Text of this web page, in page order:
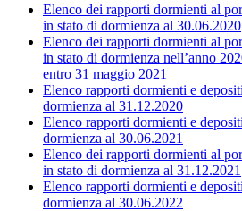
Elenco dei rapporti dormienti al
in stato di dormienza al 30.06.2020
Elenco dei rapporti dormienti al
in stato di dormienza nell’anno
entro 31 maggio 2021
Elenco rapporti dormienti e
dormienza al 31.12.2020
Elenco rapporti dormienti e
dormienza al 30.06.2021
Elenco dei rapporti dormienti al
in stato di dormienza al 31.12.2021
Elenco rapporti dormienti e
dormienza al 30.06.2022